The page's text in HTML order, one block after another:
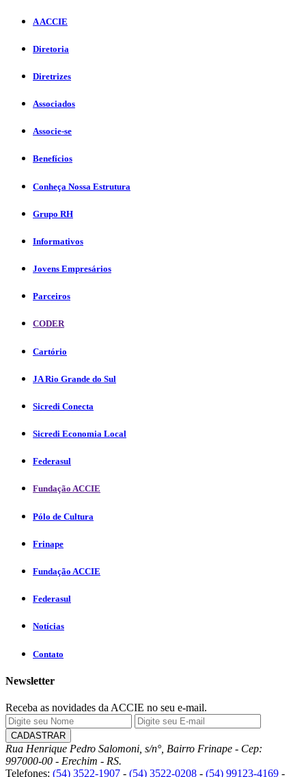
A ACCIE
Diretoria
Diretrizes
Associados
Associe-se
Benefícios
Conheça Nossa Estrutura
Grupo RH
Informativos
Jovens Empresários
Parceiros
CODER
Cartório
JA Rio Grande do Sul
Sicredi Conecta
Sicredi Economia Local
Federasul
Fundação ACCIE
Pólo de Cultura
Frinape
Fundação ACCIE
Federasul
Notícias
Contato
Newsletter
Receba as novidades da ACCIE no seu e-mail.
Rua Henrique Pedro Salomoni, s/n°, Bairro Frinape - Cep:
997000-00 - Erechim - RS.
Telefones: (54) 3522-1907 - (54) 3522-0208 - (54) 99123-4169 -